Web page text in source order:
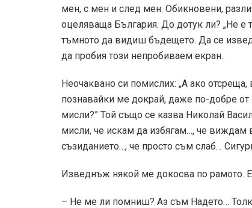
мен, с мен и след мен. Обикновени,
оцеляваща България. До дотук ли? „Не е
тъмното да видиш бъдещето. Да се
да пробия този непробиваем екран.
Неочаквано си помислих: „А ако
познавайки ме докрай, даже по-добре
мисли?” Той също се казва Николай
мисли, че искам да избягам…, че
съзиданието…, че просто съм слаб…
Изведнъж някой ме докосва по рамото.
– Не ме ли помниш? Аз съм Надето…